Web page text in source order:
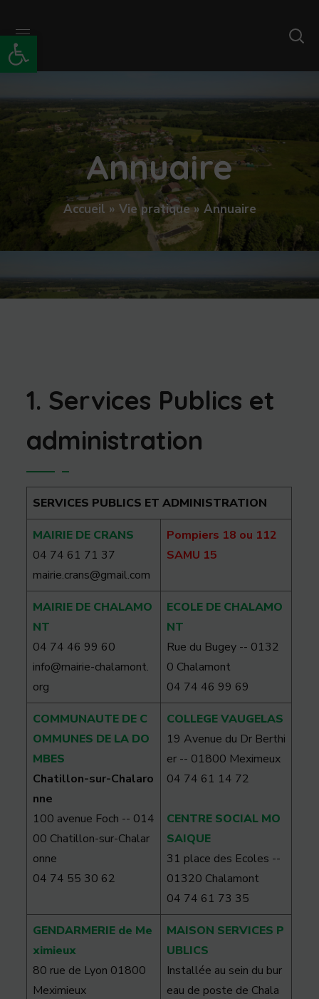
Ouvrir la barre d’outils
Annuaire
Accueil » Vie pratique» Annuaire
1. Services Publics et
administration
SERVICES PUBLICS ET ADMINISTRATION
MAIRIE DE CRANS
04 74 61 71 37
mairie.crans@gmail.com
Pompiers 18 ou 112
SAMU 15
MAIRIE DE CHALAMO
NT
04 74 46 99 60
info@mairie-chalamont.
org
ECOLE DE CHALAMO
NT
Rue du Bugey -- 0132
0 Chalamont
04 74 46 99 69
COMMUNAUTE DE C
OMMUNES DE LA DO
MBES
Chatillon-sur-Chalaro
nne
100 avenue Foch -- 014
00 Chatillon-sur-Chalar
onne
04 74 55 30 62
COLLEGE VAUGELAS
19 Avenue du Dr Berthi
er -- 01800 Meximeux
04 74 61 14 72
CENTRE SOCIAL MO
SAIQUE
31 place des Ecoles --
01320 Chalamont
04 74 61 73 35
GENDARMERIE de Me
ximieux
80 rue de Lyon 01800
Meximieux
MAISON SERVICES P
UBLICS
Installée au sein du bur
eau de poste de Chala